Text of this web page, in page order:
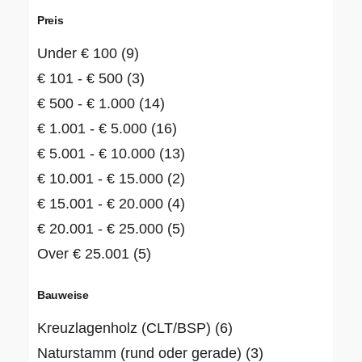
Preis
Under € 100 (9)
€ 101 - € 500 (3)
€ 500 - € 1.000 (14)
€ 1.001 - € 5.000 (16)
€ 5.001 - € 10.000 (13)
€ 10.001 - € 15.000 (2)
€ 15.001 - € 20.000 (4)
€ 20.001 - € 25.000 (5)
Over € 25.001 (5)
Bauweise
Kreuzlagenholz (CLT/BSP) (6)
Naturstamm (rund oder gerade) (3)